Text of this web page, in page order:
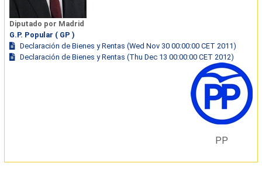
Diputado por Madrid
G.P. Popular ( GP )
Declaración de Bienes y Rentas (Wed Nov 30 00:00:00 CET 2011)
Declaración de Bienes y Rentas (Thu Dec 13 00:00:00 CET 2012)
PP